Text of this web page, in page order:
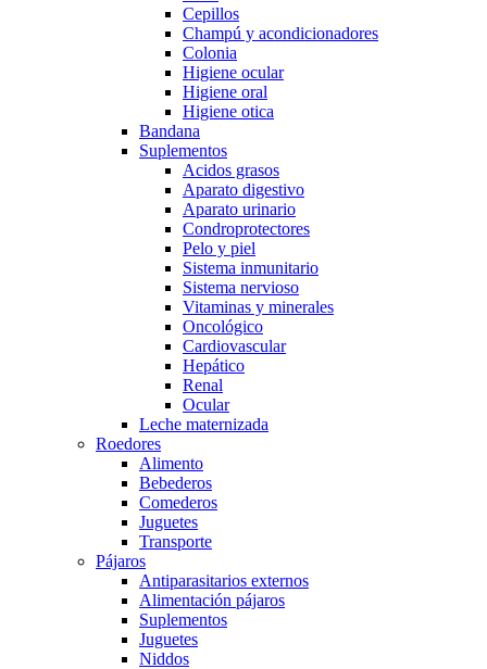
Cepillos
Champú y acondicionadores
Colonia
Higiene ocular
Higiene oral
Higiene otica
Bandana
Suplementos
Acidos grasos
Aparato digestivo
Aparato urinario
Condroprotectores
Pelo y piel
Sistema inmunitario
Sistema nervioso
Vitaminas y minerales
Oncológico
Cardiovascular
Hepático
Renal
Ocular
Leche maternizada
Roedores
Alimento
Bebederos
Comederos
Juguetes
Transporte
Pájaros
Antiparasitarios externos
Alimentación pájaros
Suplementos
Juguetes
Niddos